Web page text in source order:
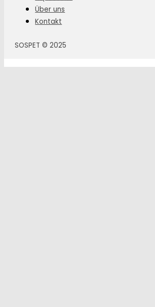
Über uns
Kontakt
SOSPET © 2025